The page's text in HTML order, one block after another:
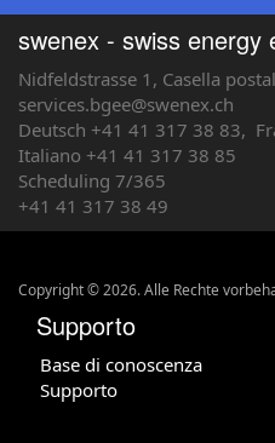
swenex - swiss energy
Nidfeldstrasse 1, Casella
services.bgee@swenex.ch
Deutsch +41 41 317 38 83,
Italiano +41 41 317 38 85
Scheduling 7/365
+41 41 317 38 49
Copyright © 2026. Alle Rechte
Supporto
Base di conoscenza
Supporto